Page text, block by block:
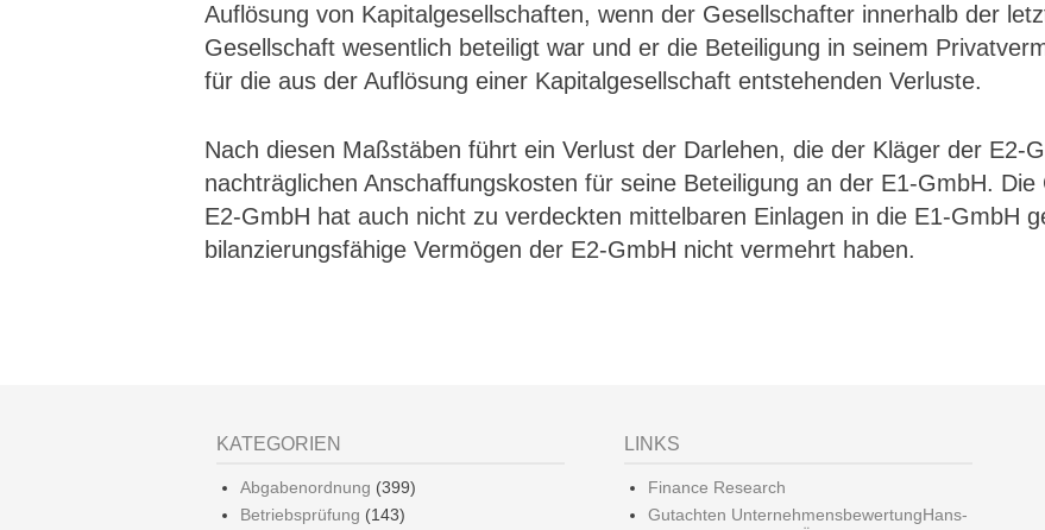
Auflösung von Kapitalgesellschaften, wenn der Gesellschafter innerhalb der
Gesellschaft wesentlich beteiligt war und er die Beteiligung in seinem
für die aus der Auflösung einer Kapitalgesellschaft entstehenden Verluste.
Nach diesen Maßstäben führt ein Verlust der Darlehen, die der Kläger der E2-
nachträglichen Anschaffungskosten für seine Beteiligung an der E1-GmbH.
E2-GmbH hat auch nicht zu verdeckten mittelbaren Einlagen in die E1-GmbH
bilanzierungsfähige Vermögen der E2-GmbH nicht vermehrt haben.
KATEGORIEN
Abgabenordnung (399)
Betriebsprüfung (143)
LINKS
Finance Research
Gutachten UnternehmensbewertungHans-